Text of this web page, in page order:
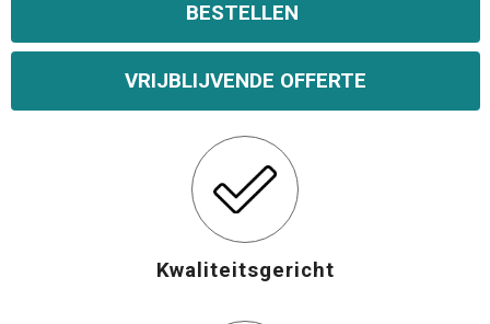
BESTELLEN
VRIJBLIJVENDE OFFERTE
Kwaliteitsgericht